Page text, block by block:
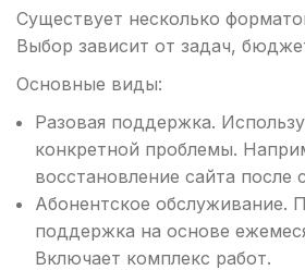
Существует несколько
Выбор зависит от задач,
Основные виды:
Разовая поддержка.
конкретной проблемы.
восстановление сайта после
Абонентское обслуживание.
поддержка на основе
Включает комплекс работ.